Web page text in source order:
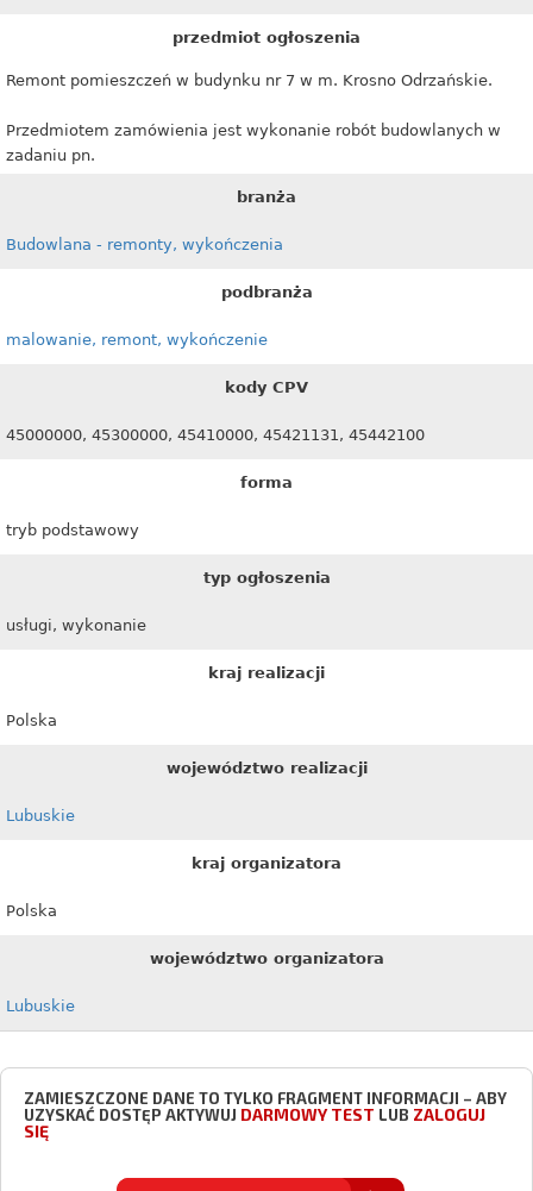
przedmiot ogłoszenia
Remont pomieszczeń w budynku nr 7 w m. Krosno Odrzańskie.
Przedmiotem zamówienia jest wykonanie robót budowlanych w
zadaniu pn.
branża
Budowlana - remonty, wykończenia
podbranża
malowanie, remont, wykończenie
kody CPV
45000000, 45300000, 45410000, 45421131, 45442100
forma
tryb podstawowy
typ ogłoszenia
usługi, wykonanie
kraj realizacji
Polska
województwo realizacji
Lubuskie
kraj organizatora
Polska
województwo organizatora
Lubuskie
ZAMIESZCZONE DANE TO TYLKO FRAGMENT INFORMACJI – ABY
UZYSKAĆ DOSTĘP AKTYWUJ DARMOWY TEST LUB ZALOGUJ
SIĘ